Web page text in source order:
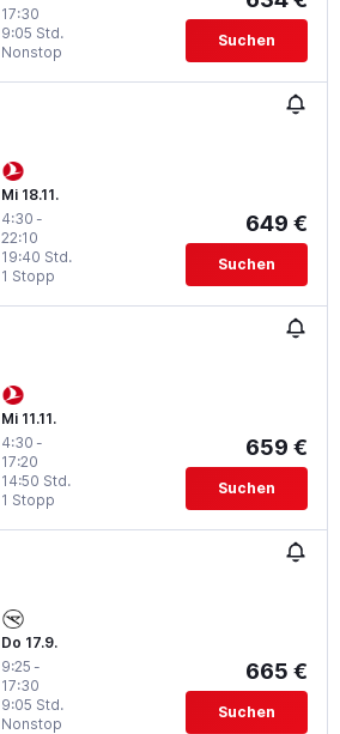
17:30
Nonstop
9:05 Std. Suchen
Mi 18.11.
4:30 -
22:10
1 Stopp
19:40 Std.
649 €
Suchen
Mi 11.11.
4:30 -
17:20
1 Stopp
14:50 Std.
659 €
Suchen
Do 17.9.
9:25 -
17:30
Nonstop
9:05 Std.
665 €
Suchen